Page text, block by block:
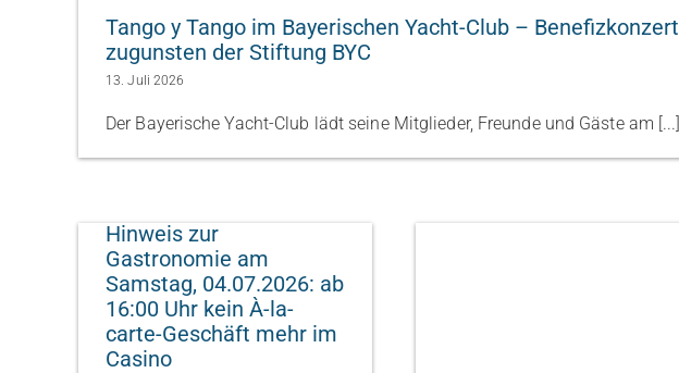
Tango y Tango im Bayerischen Yacht-Club – Benefizkonzert
zugunsten der Stiftung BYC
13. Juli 2026
Der Bayerische Yacht-Club lädt seine Mitglieder, Freunde und Gäste am [...]
Hinweis zur
Gastronomie am
Samstag, 04.07.2026: ab
16:00 Uhr kein À-la-
carte-Geschäft mehr im
Casino